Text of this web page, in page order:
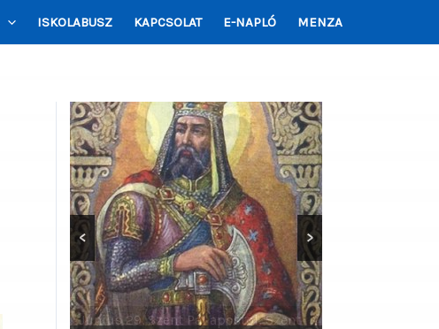
ISKOLABUSZ KAPCSOLAT E-NAPLÓ MENZA
Június 29. Szent Pál apostol, Szent
< >